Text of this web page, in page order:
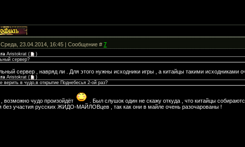
Среда, 23.04.2014, 16:45 | Сообщение #7
Aristokrat (
)
сервер?
сервер , навряд ли . Для этого нужны исходники игры , а китайцы такими исходниками
Aristokrat (
)
верить в чудо,в открытие Поднебесья 2-ой раз?
возможно чудо произойдёт
. Был слушок один не скажу откуда , что китайцы
без участия русских ЖИДО-МАЙЛОВцев , так как они в майле очень разочарованы !